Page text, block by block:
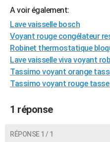
GUIDES D'ACHAT
BONS PLANS
CARTE DE VOEUX
Carte de Noël
Carte Bonne année
Carte Saint-Valentin
Carte Pâques
Carte d'anniversaire
DICTIONNAIRE
S'inscrire
Se connecter
Lycées
Collèges
Primaires
Universités
Entreprises
Service militaire
Avis de recherche
A voir également:
Lave vaisselle bosch
Voyant rouge congélateur
Robinet thermostatique
Lave vaisselle viva voyant
Tassimo voyant orange
Tassimo voyant rouge
1 réponse
RÉPONSE 1 / 1